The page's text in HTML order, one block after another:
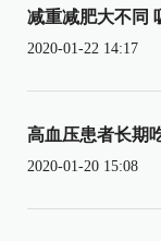
减重减肥大不同
2020-01-22 14:17
高血压患者长期
2020-01-20 15:08